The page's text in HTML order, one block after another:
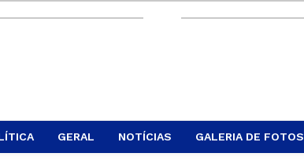
GERAL NOTÍCIAS GALERIA DE FOTOS